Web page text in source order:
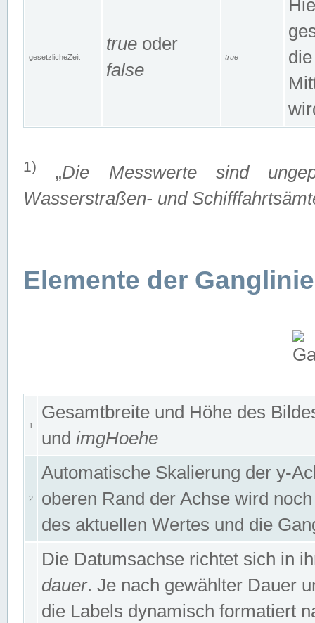
gesetzlicheZeit
true oder
false
true
1) „Die Messwerte sind
Wasserstraßen- und
Elemente der
1
Gesamtbreite und Höhe des
und imgHoehe
2
Automatische Skalierung der y-
oberen Rand der Achse wird
des aktuellen Wertes und die
Die Datumsachse richtet sich in
dauer. Je nach gewählter Dauer
die Labels dynamisch formatiert